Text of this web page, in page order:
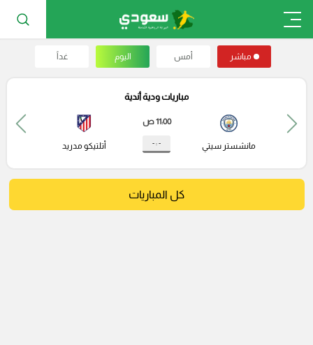
مباشر أمس اليوم غداً
مباريات ودية أندية
مانشستر سيتي
11:00 ص
- : - أتلتيكو مدريد
كل المباريات